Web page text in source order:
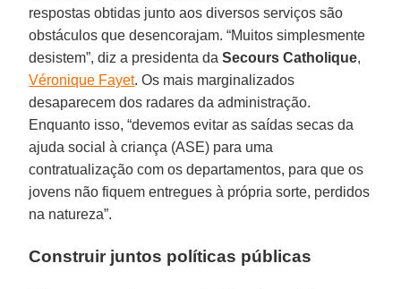
respostas obtidas junto aos diversos serviços são
obstáculos que desencorajam. “Muitos simplesmente
desistem”, diz a presidenta daSecours Catholique,
Véronique Fayet. Os mais marginalizados
desaparecem dos radares da administração.
Enquanto isso, “devemos evitar as saídas secas da
ajuda social à criança (ASE) para uma
contratualização com os departamentos, para que os
jovens não fiquem entregues à própria sorte, perdidos
na natureza”.
Construir juntos políticas públicas